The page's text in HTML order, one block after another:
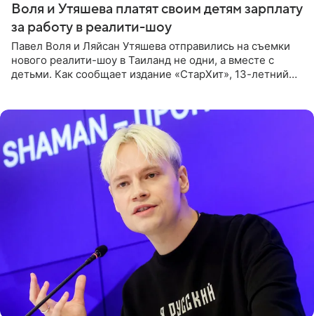
Воля и Утяшева платят своим детям зарплату
за работу в реалити-шоу
Павел Воля и Ляйсан Утяшева отправились на съемки
нового реалити-шоу в Таиланд не одни, а вместе с
детьми. Как сообщает издание «СтарХит», 13-летний